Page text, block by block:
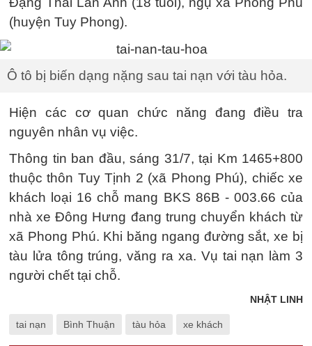
(huyện Tuy Phong).
Ô tô bị biến dạng nặng sau tai nạn với tàu hỏa.
Hiện các cơ quan chức năng đang điều tra
nguyên nhân vụ việc.
Thông tin ban đầu, sáng 31/7, tại Km 1465+800
thuộc thôn Tuy Tịnh 2 (xã Phong Phú), chiếc xe
khách loại 16 chỗ mang BKS 86B - 003.66 của
nhà xe Đông Hưng đang trung chuyển khách từ
xã Phong Phú. Khi băng ngang đường sắt, xe bị
tàu lửa tông trúng, văng ra xa. Vụ tai nạn làm 3
người chết tại chỗ.
NHẬT LINH
tai nạn Bình Thuận tàu hỏa xe khách